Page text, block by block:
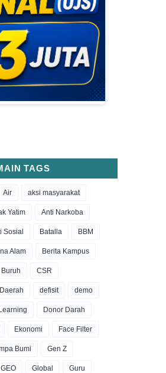
TAGS
Air aksi masyarakat
Yatim Anti Narkoba
Sosial Batalla BBM
Alam Berita Kampus
Buruh CSR
Daerah defisit demo
Donor Darah
Ekonomi Face Filter
Bumi Gen Z
GEO Global Guru